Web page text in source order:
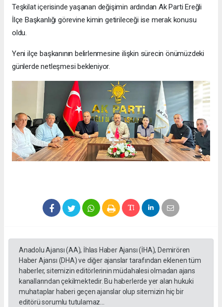
Teşkilat içerisinde yaşanan değişimin ardından Ak Parti Ereğli
İlçe Başkanlığı görevine kimin getirileceği ise merak konusu
oldu.
Yeni ilçe başkanının belirlenmesine ilişkin sürecin önümüzdeki
günlerde netleşmesi bekleniyor.
Anadolu Ajansı (AA), İhlas Haber Ajansı (İHA), Demirören
Haber Ajansı (DHA) ve diğer ajanslar tarafından eklenen tüm
haberler, sitemizin editörlerinin müdahalesi olmadan ajans
kanallarından çekilmektedir. Bu haberlerde yer alan hukuki
muhataplar haberi geçen ajanslar olup sitemizin hiç bir
editörü sorumlu tutulamaz...